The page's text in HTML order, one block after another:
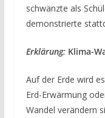
schwänzte als
demonstrierte
Erklärung: Klima-
Auf der Erde wird
Erd-Erwärmung
Wandel verändern